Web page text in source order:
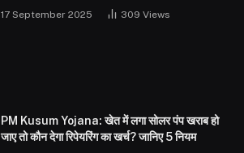
17 September 2025 309 Views
PM Kusum Yojana: खेत में लगा सोलर पंप खराब हो
जाए तो कौन देगा रिपेयरिंग का खर्च? जानिए 5 नियम